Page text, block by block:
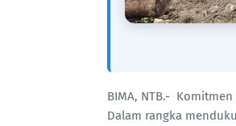
BIMA, NTB.-
Dalam rangka